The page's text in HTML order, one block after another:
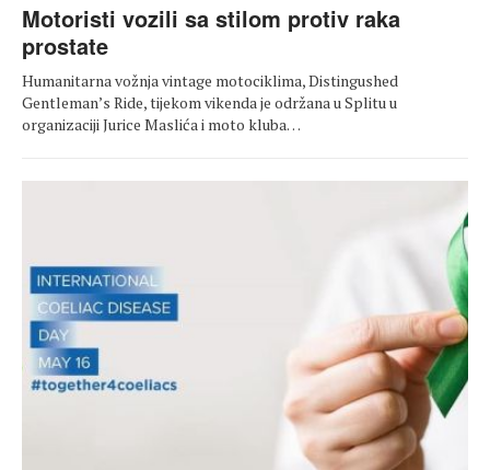
Motoristi vozili sa stilom protiv raka
prostate
Humanitarna vožnja vintage motociklima, Distingushed
Gentleman’s Ride, tijekom vikenda je održana u Splitu u
organizaciji Jurice Maslića i moto kluba…